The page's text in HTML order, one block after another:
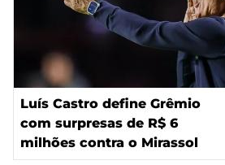
Luís Castro define Grêmio
com surpresas de R$ 6
milhões contra o Mirassol